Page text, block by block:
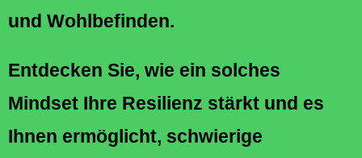
und Wohlbefinden.
Entdecken Sie, wie ein solches
Mindset Ihre Resilienz stärkt und es
Ihnen ermöglicht, schwierige